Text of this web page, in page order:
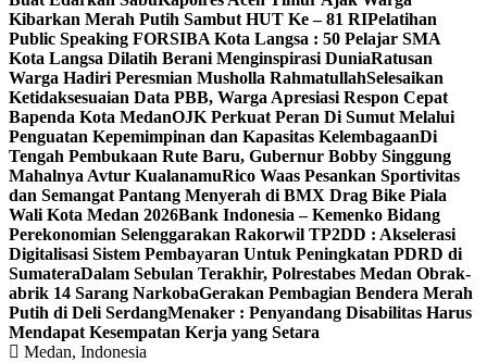
Kibarkan Merah Putih Sambut HUT Ke – 81 RIPelatihan
Public Speaking FORSIBA Kota Langsa : 50 Pelajar SMA
Kota Langsa Dilatih Berani Menginspirasi DuniaRatusan
Warga Hadiri Peresmian Musholla RahmatullahSelesaikan
Ketidaksesuaian Data PBB, Warga Apresiasi Respon Cepat
Bapenda Kota MedanOJK Perkuat Peran Di Sumut Melalui
Penguatan Kepemimpinan dan Kapasitas KelembagaanDi
Tengah Pembukaan Rute Baru, Gubernur Bobby Singgung
Mahalnya Avtur KualanamuRico Waas Pesankan Sportivitas
dan Semangat Pantang Menyerah di BMX Drag Bike Piala
Wali Kota Medan 2026Bank Indonesia – Kemenko Bidang
Perekonomian Selenggarakan Rakorwil TP2DD : Akselerasi
Digitalisasi Sistem Pembayaran Untuk Peningkatan PDRD di
SumateraDalam Sebulan Terakhir, Polrestabes Medan Obrak-
abrik 14 Sarang NarkobaGerakan Pembagian Bendera Merah
Putih di Deli SerdangMenaker : Penyandang Disabilitas Harus
Mendapat Kesempatan Kerja yang Setara
Medan, Indonesia